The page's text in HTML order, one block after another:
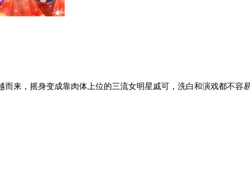
而来，摇身变成靠肉体上位的三流女明星戚可，洗白和演戏都不